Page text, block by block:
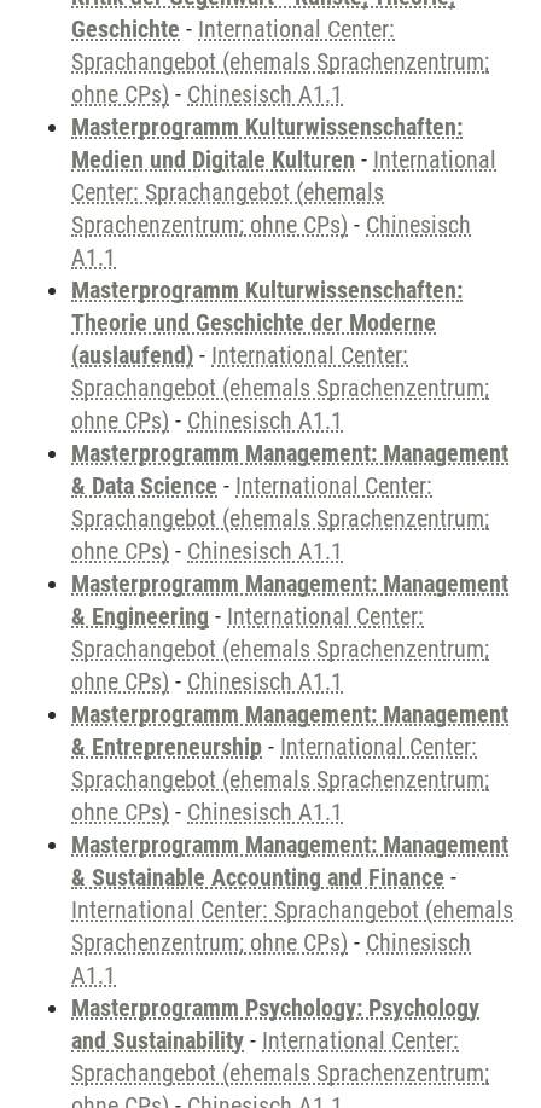
Geschichte - International Center:
Sprachangebot (ehemals Sprachenzentrum;
ohne CPs) - Chinesisch A1.1
Masterprogramm Kulturwissenschaften:
Medien und Digitale Kulturen - International
Center: Sprachangebot (ehemals
Sprachenzentrum; ohne CPs) - Chinesisch
A1.1
Masterprogramm Kulturwissenschaften:
Theorie und Geschichte der Moderne
(auslaufend) - International Center:
Sprachangebot (ehemals Sprachenzentrum;
ohne CPs) - Chinesisch A1.1
Masterprogramm Management: Management
& Data Science - International Center:
Sprachangebot (ehemals Sprachenzentrum;
ohne CPs) - Chinesisch A1.1
Masterprogramm Management: Management
& Engineering - International Center:
Sprachangebot (ehemals Sprachenzentrum;
ohne CPs) - Chinesisch A1.1
Masterprogramm Management: Management
& Entrepreneurship - International Center:
Sprachangebot (ehemals Sprachenzentrum;
ohne CPs) - Chinesisch A1.1
Masterprogramm Management: Management
& Sustainable Accounting and Finance -
International Center: Sprachangebot (ehemals
Sprachenzentrum; ohne CPs) - Chinesisch
A1.1
Masterprogramm Psychology: Psychology
and Sustainability - International Center:
Sprachangebot (ehemals Sprachenzentrum;